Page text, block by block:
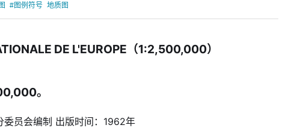
#图例符号 地质图
DE L'EUROPE（1:2,500,000）
。
员会编制 出版时间：1962年